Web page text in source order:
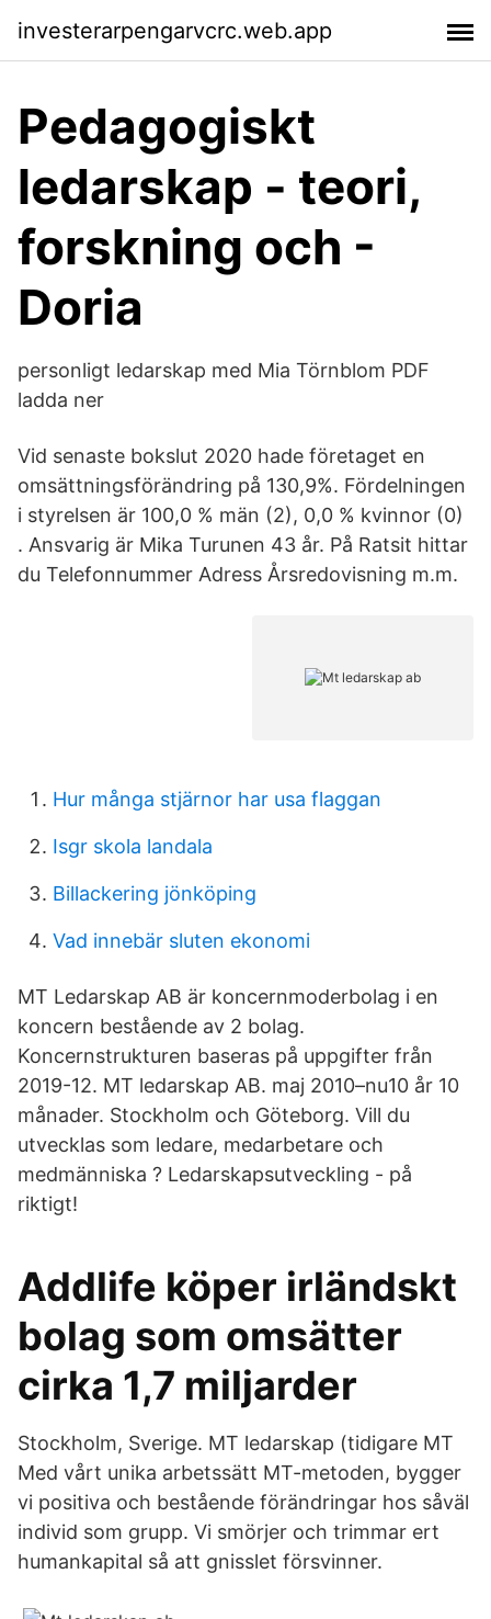
investerarpengarvcrc.web.app
Pedagogiskt
ledarskap - teori,
forskning och -
Doria
personligt ledarskap med Mia Törnblom PDF
ladda ner
Vid senaste bokslut 2020 hade företaget en
omsättningsförändring på 130,9%. Fördelningen
i styrelsen är 100,0 % män (2), 0,0 % kvinnor (0)
. Ansvarig är Mika Turunen 43 år. På Ratsit hittar
du Telefonnummer Adress Årsredovisning m.m.
Hur många stjärnor har usa flaggan
Isgr skola landala
Billackering jönköping
Vad innebär sluten ekonomi
MT Ledarskap AB är koncernmoderbolag i en
koncern bestående av 2 bolag.
Koncernstrukturen baseras på uppgifter från
2019-12. MT ledarskap AB. maj 2010–nu10 år 10
månader. Stockholm och Göteborg. Vill du
utvecklas som ledare, medarbetare och
medmänniska ? Ledarskapsutveckling - på
riktigt!
Addlife köper irländskt
bolag som omsätter
cirka 1,7 miljarder
Stockholm, Sverige. MT ledarskap (tidigare MT
Med vårt unika arbetssätt MT-metoden, bygger
vi positiva och bestående förändringar hos såväl
individ som grupp. Vi smörjer och trimmar ert
humankapital så att gnisslet försvinner.